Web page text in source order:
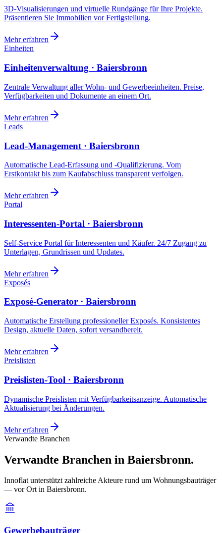
3D-Visualisierungen und virtuelle Rundgänge für Ihre Projekte.
Präsentieren Sie Immobilien vor Fertigstellung.
Mehr erfahren
Einheiten
Einheitenverwaltung · Baiersbronn
Zentrale Verwaltung aller Wohn- und Gewerbeeinheiten. Preise,
Verfügbarkeiten und Dokumente an einem Ort.
Mehr erfahren
Leads
Lead-Management · Baiersbronn
Automatische Lead-Erfassung und -Qualifizierung. Vom
Erstkontakt bis zum Kaufabschluss transparent verfolgen.
Mehr erfahren
Portal
Interessenten-Portal · Baiersbronn
Self-Service Portal für Interessenten und Käufer. 24/7 Zugang zu
Unterlagen, Grundrissen und Updates.
Mehr erfahren
Exposés
Exposé-Generator · Baiersbronn
Automatische Erstellung professioneller Exposés. Konsistentes
Design, aktuelle Daten, sofort versandbereit.
Mehr erfahren
Preislisten
Preislisten-Tool · Baiersbronn
Dynamische Preislisten mit Verfügbarkeitsanzeige. Automatische
Aktualisierung bei Änderungen.
Mehr erfahren
Verwandte Branchen
Verwandte Branchen in Baiersbronn.
Innoflat unterstützt zahlreiche Akteure rund um Wohnungsbauträger
— vor Ort in Baiersbronn.
Gewerbebauträger